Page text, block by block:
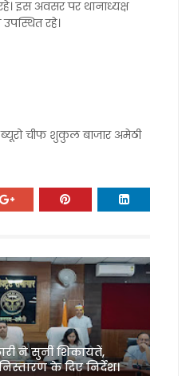
इस अवसर पर थानाध्यक्ष
रहे।
चीफ शुकुल बाजार अमेठी
ने सुनीं शिकायतें,
के दिए निर्देश।